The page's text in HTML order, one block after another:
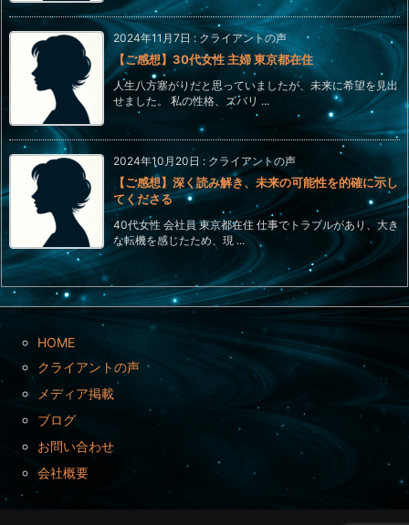
2024年11月7日 : クライアントの声
【ご感想】30代女性 主婦 東京都在住
人生八方塞がりだと思っていましたが、未来に希望を見出
せました。 私の性格、ズバリ ...
2024年10月20日 : クライアントの声
【ご感想】深く読み解き、未来の可能性を的確に示し
てくださる
40代女性 会社員 東京都在住 仕事でトラブルがあり、大き
な転機を感じたため、現 ...
HOME
クライアントの声
メディア掲載
ブログ
お問い合わせ
会社概要